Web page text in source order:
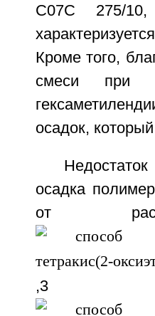
С07С 275/10,
Кроме того,
смеси при
осадок,
осадка
от
,3